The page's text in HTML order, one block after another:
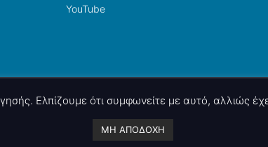
YouTube
nettings, ltd . Powered by
Ελπίζουμε ότι συμφωνείτε με αυτό, αλλιώς
ΜΗ ΑΠΟΔΟΧΗ